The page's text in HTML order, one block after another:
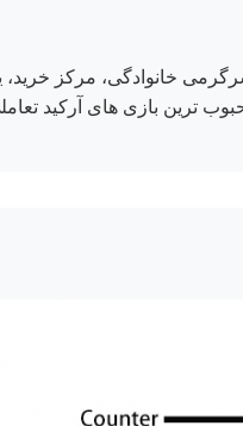
خانوادگی، مرکز خرید،